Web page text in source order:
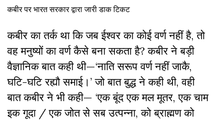
कबीर पर भारत सरकार द्वारा जारी डाक टिकट
कबीर का तर्क था कि जब ईश्वर का कोई वर्ण नहीं है, तो
वह मनुष्यों का वर्ण कैसे बना सकता है? कबीर ने बड़ी
वैज्ञानिक बात कही थी—‘नाति सरूप वर्ण नहीं जाकै,
घटि-घटि रह्यौ समाई।’ जो बात बुद्ध ने कही थी, वही
बात कबीर ने भी कही— ‘एक बूंद एक मल मूतर, एक चाम
इक गूदा / एक जोत से सब उत्पन्ना, को ब्राह्मण को